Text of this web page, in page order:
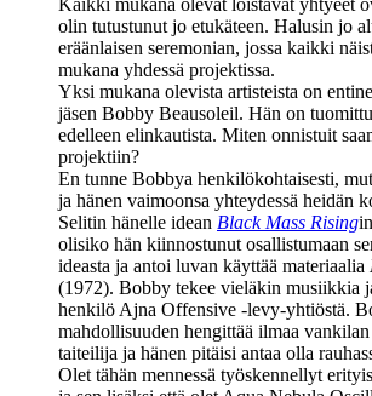
Kaikki mukana olevat loistavat yhtyeet
olin tutustunut jo etukäteen. Halusin jo
eräänlaisen seremonian, jossa kaikki
mukana yhdessä projektissa.
Yksi mukana olevista artisteista on
jäsen Bobby Beausoleil. Hän on
edelleen elinkautista. Miten onnistuit
projektiin?
En tunne Bobbya henkilökohtaisesti,
ja hänen vaimoonsa yhteydessä heidän
Selitin hänelle idean Black Mass Rising
olisiko hän kiinnostunut osallistumaan
ideasta ja antoi luvan käyttää materiaalia
(1972). Bobby tekee vieläkin musiikkia
henkilö Ajna Offensive ‑levy-yhtiöstä.
mahdollisuuden hengittää ilmaa
taiteilija ja hänen pitäisi antaa olla
Olet tähän mennessä työskennellyt